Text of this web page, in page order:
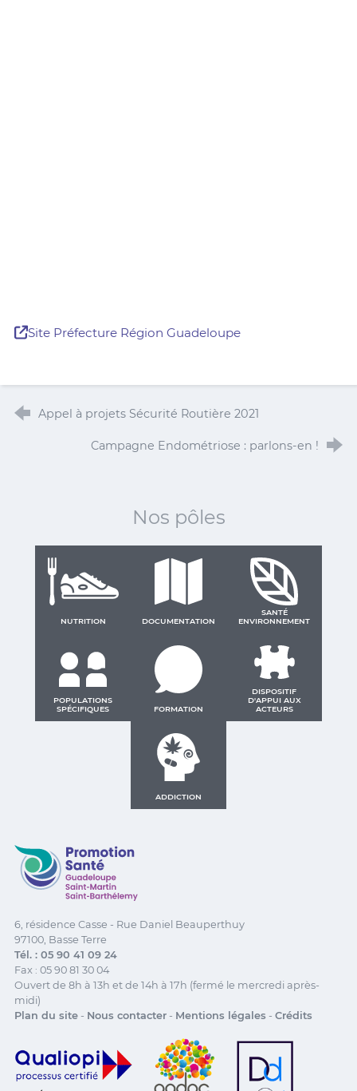
Site Préfecture Région Guadeloupe
Appel à projets Sécurité Routière 2021
Campagne Endométriose : parlons-en !
Nos pôles
NUTRITION DOCUMENTATION
SANTÉ
ENVIRONNEMENT
POPULATIONS
SPÉCIFIQUES
FORMATION
DISPOSITIF
D'APPUI AUX
ACTEURS
ADDICTION
Promotion Santé Guadeloupe, Saint-Martin, Saint
6, résidence Casse - Rue Daniel Beauperthuy
97100, Basse Terre
Tél. : 05 90 41 09 24
Fax : 05 90 81 30 04
Ouvert de 8h à 13h et de 14h à 17h (fermé le mercredi après-
midi)
Plan du site- Nous contacter- Mentions légales - Crédits